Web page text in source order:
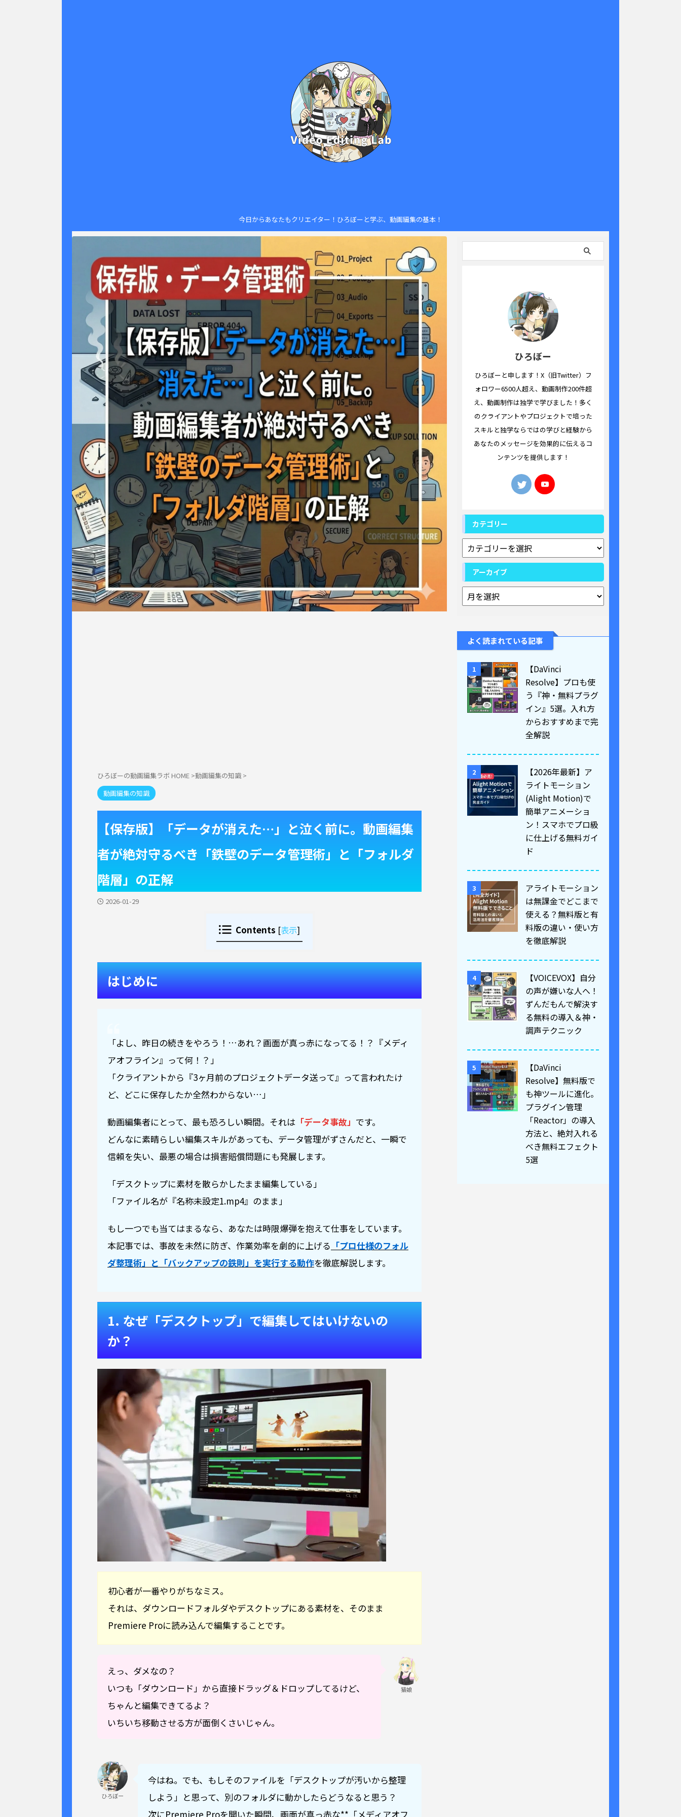
今日からあなたもクリエイター！ひろぼーと学ぶ、動画編集の基本！
ひろぼーの動画編集ラボ HOME >動画編集の知識 >
動画編集の知識
【保存版】「データが消えた…」と泣く前に。動画編集
者が絶対守るべき「鉄壁のデータ管理術」と「フォルダ
階層」の正解
2026-01-29
Contents [表示]
はじめに
「よし、昨日の続きをやろう！…あれ？画面が真っ赤になってる！？『メディ
アオフライン』って何！？」
「クライアントから『3ヶ月前のプロジェクトデータ送って』って言われたけ
ど、どこに保存したか全然わからない…」
動画編集者にとって、最も恐ろしい瞬間。それは 「データ事故」 です。
どんなに素晴らしい編集スキルがあっても、データ管理がずさんだと、一瞬で
信頼を失い、最悪の場合は損害賠償問題にも発展します。
「デスクトップに素材を散らかしたまま編集している」
「ファイル名が『名称未設定1.mp4』のまま」
もし一つでも当てはまるなら、あなたは時限爆弾を抱えて仕事をしています。
本記事では、事故を未然に防ぎ、作業効率を劇的に上げる 「プロ仕様のフォル
ダ整理術」と「バックアップの鉄則」を実行する動作を徹底解説します。
1. なぜ「デスクトップ」で編集してはいけないの
か？
初心者が一番やりがちなミス。
それは、ダウンロードフォルダやデスクトップにある素材を、そのまま
Premiere Proに読み込んで編集することです。
えっ、ダメなの？
いつも「ダウンロード」から直接ドラッグ＆ドロップしてるけど、
ちゃんと編集できてるよ？
いちいち移動させる方が面倒くさいじゃん。
猫娘
ひろぼー
今はね。でも、もしそのファイルを「デスクトップが汚いから整理
しよう」と思って、別のフォルダに動かしたらどうなると思う？
次にPremiere Proを開いた瞬間、画面が真っ赤な**「メディアオフ
ひろぼー
ひろぼーと申します！X（旧Twitter）フ
ォロワー6500人超え、動画制作200件超
え、動画制作は独学で学びました！多く
のクライアントやプロジェクトで培った
スキルと独学ならではの学びと経験から
あなたのメッセージを効果的に伝えるコ
ンテンツを提供します！
カテゴリー
アーカイブ
よく読まれている記事
1
【DaVinci
Resolve】プロも使
う『神・無料プラグ
イン』5選。入れ方
からおすすめまで完
全解説
2
【2026年最新】ア
ライトモーション
(Alight Motion)で
簡単アニメーショ
ン！スマホでプロ級
に仕上げる無料ガイ
ド
3
アライトモーション
は無課金でどこまで
使える？無料版と有
料版の違い・使い方
を徹底解説
4
【VOICEVOX】自分
の声が嫌いな人へ！
ずんだもんで解決す
る無料の導入＆神・
調声テクニック
5
【DaVinci
Resolve】無料版で
も神ツールに進化。
プラグイン管理
「Reactor」の導入
方法と、絶対入れる
べき無料エフェクト
5選